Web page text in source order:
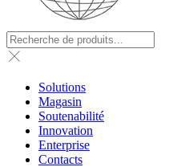
Solutions
Magasin
Soutenabilité
Innovation
Enterprise
Contacts